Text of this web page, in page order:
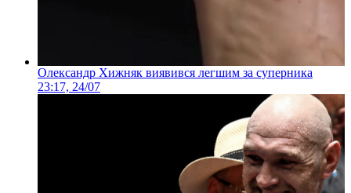
Олександр Хижняк виявився легшим за суперника
23:17, 24/07